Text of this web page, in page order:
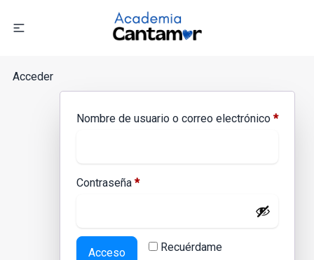
Acceder
Nombre de usuario o correo electrónico *
Contraseña *
Recuérdame
Acceso